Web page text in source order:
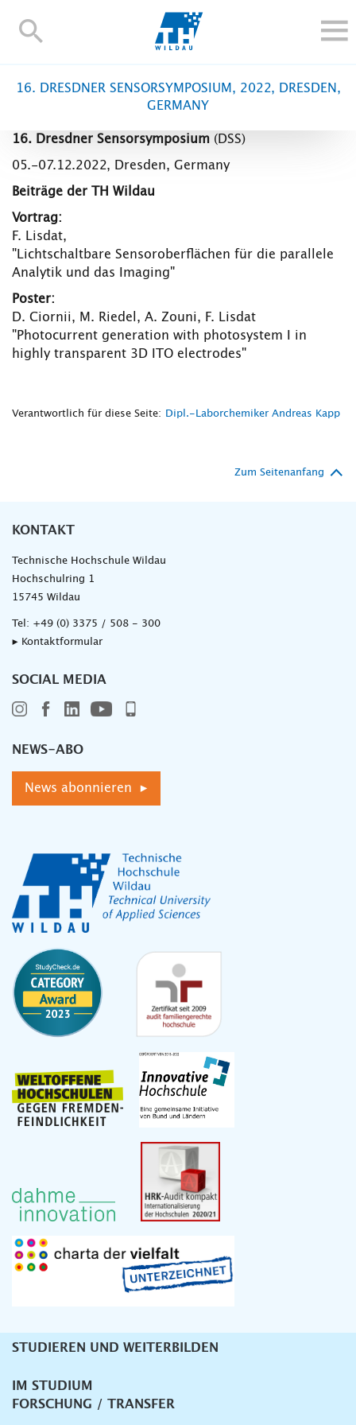
TH-
FORSCHUNG UND TRANSFER
BESCHÄFTIGTE
Blogs Kontakt und Anfahrt Moodle
16. DRESDNER SENSORSYMPOSIUM, 2022, DRESDEN,
GERMANY
16. Dresdner Sensorsymposium (DSS)
05.-07.12.2022, Dresden, Germany
Beiträge der TH Wildau
Vortrag:
F. Lisdat,
"Lichtschaltbare Sensoroberflächen für die parallele
Analytik und das Imaging"
Poster:
D. Ciornii, M. Riedel, A. Zouni, F. Lisdat
"Photocurrent generation with photosystem I in
highly transparent 3D ITO electrodes"
Verantwortlich für diese Seite: Dipl.-Laborchemiker Andreas Kapp
Zum Seitenanfang
KONTAKT
Technische Hochschule Wildau
Hochschulring 1
15745 Wildau
Tel: +49 (0) 3375 / 508 - 300
▸ Kontaktformular
SOCIAL MEDIA
NEWS-ABO
News abonnieren ▸
Unternavigation
STUDIEREN UND WEITERBILDEN
IM STUDIUM
FORSCHUNG / TRANSFER